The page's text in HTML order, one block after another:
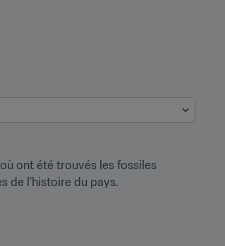
ont été trouvés les fossiles
de l'histoire du pays.